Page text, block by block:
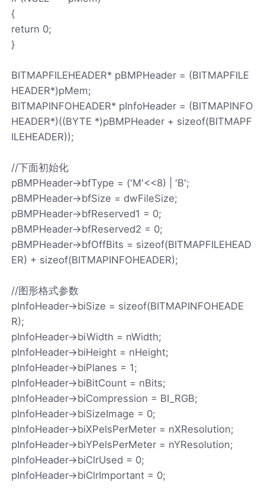
{
return 0;
}
BITMAPFILEHEADER* pBMPHeader = (BITMAPFILE
HEADER*)pMem;
BITMAPINFOHEADER* pInfoHeader = (BITMAPINFO
HEADER*)((BYTE *)pBMPHeader + sizeof(BITMAPF
ILEHEADER));
//下面初始化
pBMPHeader->bfType = ('M'<<8) | 'B';
pBMPHeader->bfSize = dwFileSize;
pBMPHeader->bfReserved1 = 0;
pBMPHeader->bfReserved2 = 0;
pBMPHeader->bfOffBits = sizeof(BITMAPFILEHEAD
ER) + sizeof(BITMAPINFOHEADER);
//图形格式参数
pInfoHeader->biSize = sizeof(BITMAPINFOHEADE
R);
pInfoHeader->biWidth = nWidth;
pInfoHeader->biHeight = nHeight;
pInfoHeader->biPlanes = 1;
pInfoHeader->biBitCount = nBits;
pInfoHeader->biCompression = BI_RGB;
pInfoHeader->biSizeImage = 0;
pInfoHeader->biXPelsPerMeter = nXResolution;
pInfoHeader->biYPelsPerMeter = nYResolution;
pInfoHeader->biClrUsed = 0;
pInfoHeader->biClrImportant = 0;